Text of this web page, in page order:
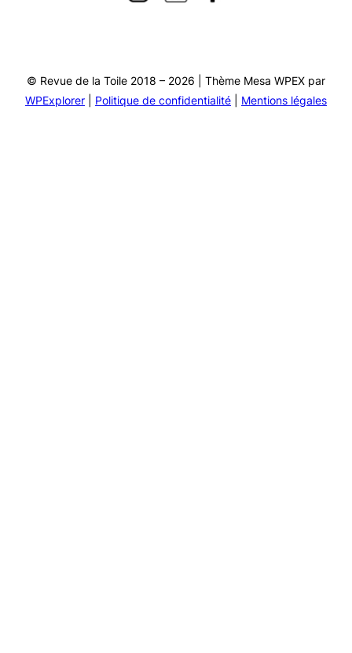
© Revue de la Toile 2018 – 2026 | Thème Mesa WPEX par
WPExplorer
Politique de confidentialité Mentions légales